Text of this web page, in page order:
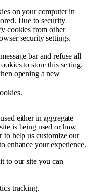
on your computer in
Due to security
cookies from other
security settings.
bar and refuse all
to store this setting.
opening a new
either in aggregate
is being used or how
to help us customize our
enhance your experience.
to our site you can
tracking.